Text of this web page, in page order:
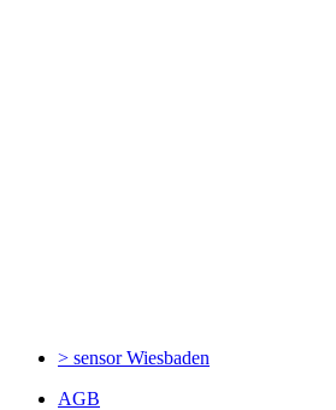
> sensorWiesbaden
AGB